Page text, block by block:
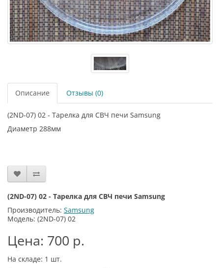
Описание Отзывы (0)
(2ND-07) 02 - Тарелка для СВЧ печи Samsung
Диаметр 288мм
(2ND-07) 02 - Тарелка для СВЧ печи Samsung
Производитель: Samsung
Модель: (2ND-07) 02
Цена: 700 р.
На складе: 1 шт.